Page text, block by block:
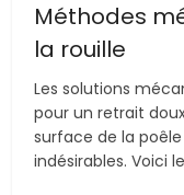
Méthodes
la rouille
Les solutions
pour un retrait
surface de la
indésirables. Voici